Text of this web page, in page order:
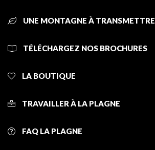
UNE MONTAGNE À TRANSMETTRE
TÉLÉCHARGEZ NOS BROCHURES
LA BOUTIQUE
TRAVAILLER À LA PLAGNE
FAQ LA PLAGNE